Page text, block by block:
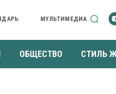
МУЛЬТИМЕДИА
ОБЩЕСТВО СТИЛЬ